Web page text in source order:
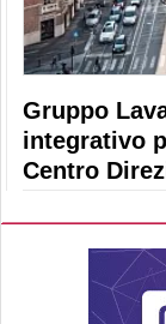
Gruppo
integrativo
Centro